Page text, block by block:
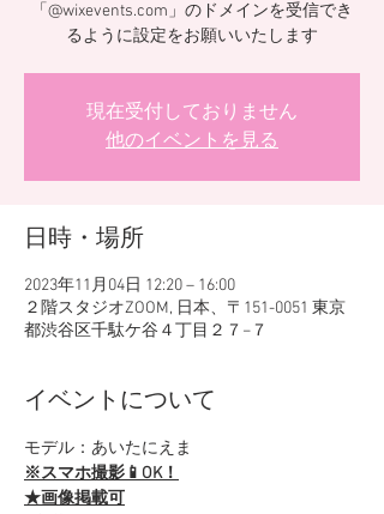
「@wixevents.com」のドメインを受信でき
るように設定をお願いいたします
現在受付しておりません
他のイベントを見る
日時・場所
2023年11月04日 12:20 – 16:00
２階スタジオZOOM, 日本、〒151-0051 東京
都渋谷区千駄ケ谷４丁目２７−７
イベントについて
モデル：あいたにえま
※スマホ撮影📱OK！
★画像掲載可